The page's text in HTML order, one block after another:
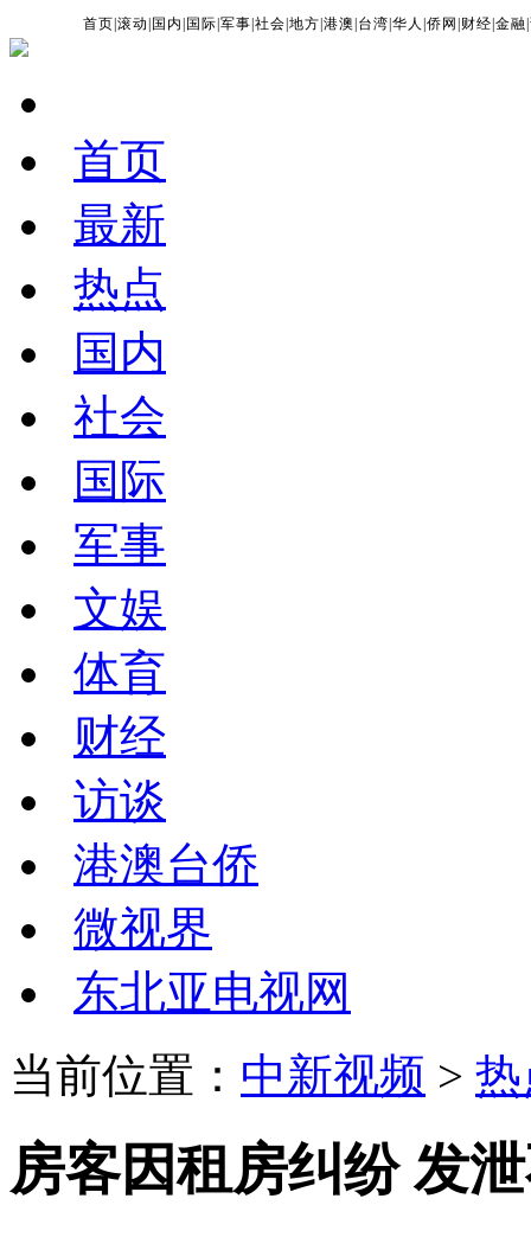
首页 |滚动 国内 国际 |军事 |社会 |地方 |港澳 台湾 |华人 |侨网 财经 |金融 |
首页
最新
热点
国内
社会
国际
军事
文娱
体育
财经
访谈
港澳台侨
微视界
东北亚电视网
当前位置： 中新视频 >
房客因租房纠纷 发